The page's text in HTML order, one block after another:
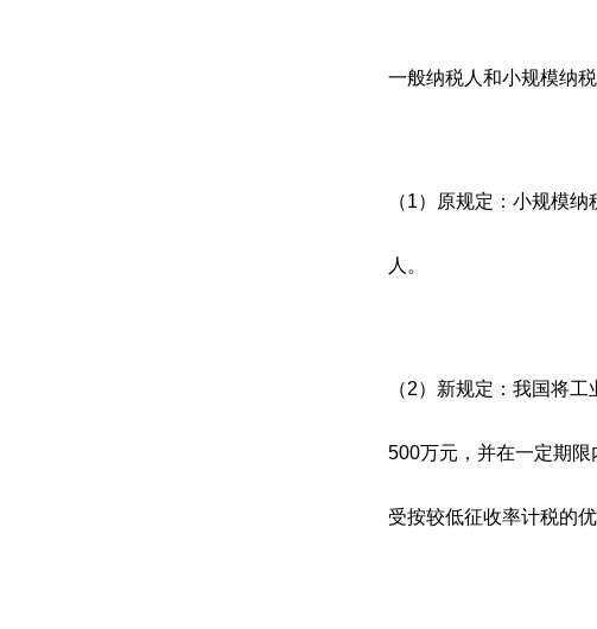
一般纳税人和小规模纳
（1）原规定：小规模
人。
（2）新规定：我国将
500万元，并在一定期
受按较低征收率计税的优